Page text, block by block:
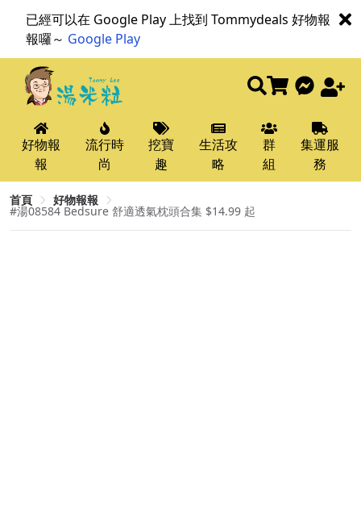
已經可以在 Google Play 上找到 Tommydeals 好物報
報囉～ Google Play
好物報
報
流行時
尚
挖寶
趣
生活攻
略
群
組
集運服
務
首頁 好物報報
#湯08584 Bedsure 舒適透氣枕頭合集 $14.99 起